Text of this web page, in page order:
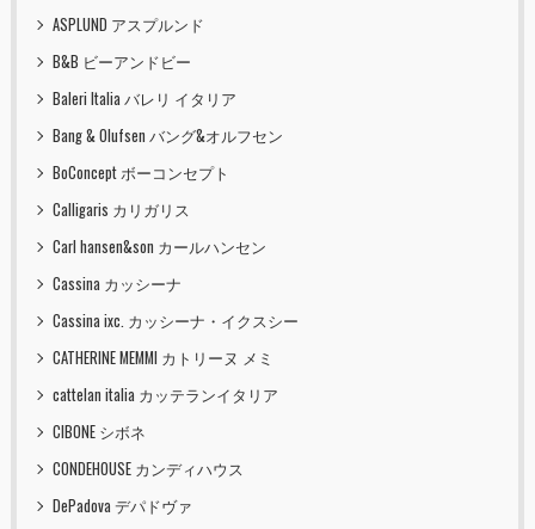
ASPLUND アスプルンド
B&B ビーアンドビー
Baleri Italia バレリ イタリア
Bang & Olufsen バング&オルフセン
BoConcept ボーコンセプト
Calligaris カリガリス
Carl hansen&son カールハンセン
Cassina カッシーナ
Cassina ixc. カッシーナ・イクスシー
CATHERINE MEMMI カトリーヌ メミ
cattelan italia カッテランイタリア
CIBONE シボネ
CONDEHOUSE カンディハウス
DePadova デパドヴァ